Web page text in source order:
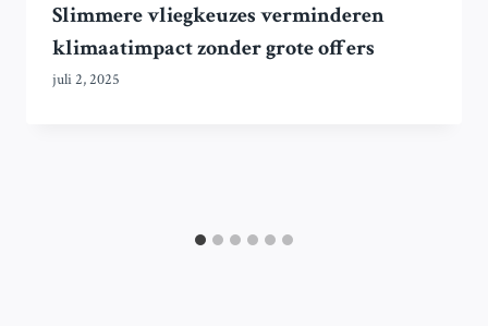
Slimmere vliegkeuzes verminderen
klimaatimpact zonder grote offers
juli 2, 2025